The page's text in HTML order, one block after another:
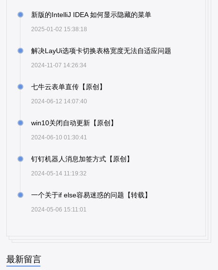
新版的IntelliJ IDEA 如何显示隐藏的菜单
2025-01-02 15:38:18
解决LayUi选项卡切换表格宽度无法自适应问题
2024-11-07 14:26:34
七牛云表单直传【原创】
2024-06-12 14:07:40
win10关闭自动更新【原创】
2024-06-10 01:30:41
钉钉机器人消息加签方式【原创】
2024-05-14 11:19:32
一个关于if else容易迷惑的问题【转载】
2024-05-06 15:11:01
最新留言